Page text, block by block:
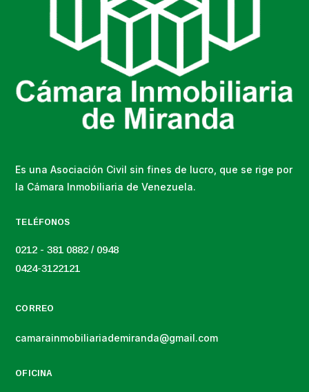
Es una Asociación Civil sin fines de lucro, que se rige por
la Cámara Inmobiliaria de Venezuela.
TELÉFONOS
0212 - 381 0882 / 0948
0424-3122121
CORREO
camarainmobiliariademiranda@gmail.com
OFICINA